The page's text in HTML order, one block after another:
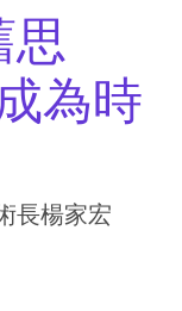
思
為時
長楊家宏